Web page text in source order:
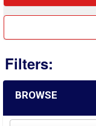
Filters:
BROWSE